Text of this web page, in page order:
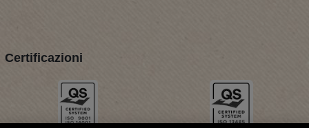
Certificazioni